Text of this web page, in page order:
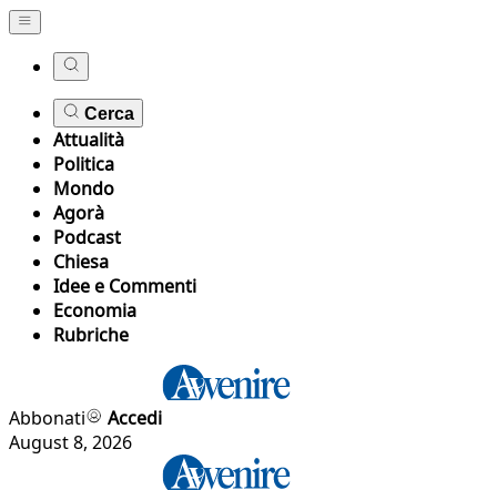
Cerca
Attualità
Politica
Mondo
Agorà
Podcast
Chiesa
Idee e Commenti
Economia
Rubriche
Abbonati
Accedi
August 8, 2026